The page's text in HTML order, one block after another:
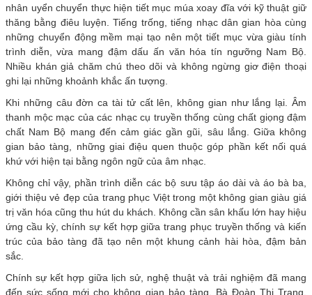
nhân uyển chuyển thực hiện tiết mục múa xoay đĩa với kỹ thuật giữ
thăng bằng điêu luyện. Tiếng trống, tiếng nhạc dân gian hòa cùng
những chuyển động mềm mại tạo nên một tiết mục vừa giàu tính
trình diễn, vừa mang đậm dấu ấn văn hóa tín ngưỡng Nam Bộ.
Nhiều khán giả chăm chú theo dõi và không ngừng giơ điện thoại
ghi lại những khoảnh khắc ấn tượng.
Khi những câu đờn ca tài tử cất lên, không gian như lắng lại. Âm
thanh mộc mạc của các nhạc cụ truyền thống cùng chất giọng đậm
chất Nam Bộ mang đến cảm giác gần gũi, sâu lắng. Giữa không
gian bảo tàng, những giai điệu quen thuộc góp phần kết nối quá
khứ với hiện tại bằng ngôn ngữ của âm nhạc.
Không chỉ vậy, phần trình diễn các bộ sưu tập áo dài và áo bà ba,
giới thiệu vẻ đẹp của trang phục Việt trong một không gian giàu giá
trị văn hóa cũng thu hút du khách. Không cần sân khấu lớn hay hiệu
ứng cầu kỳ, chính sự kết hợp giữa trang phục truyền thống và kiến
trúc của bảo tàng đã tạo nên một khung cảnh hài hòa, đậm bản
sắc.
Chính sự kết hợp giữa lịch sử, nghệ thuật và trải nghiệm đã mang
đến sức sống mới cho không gian bảo tàng. Bà Đoàn Thị Trang,